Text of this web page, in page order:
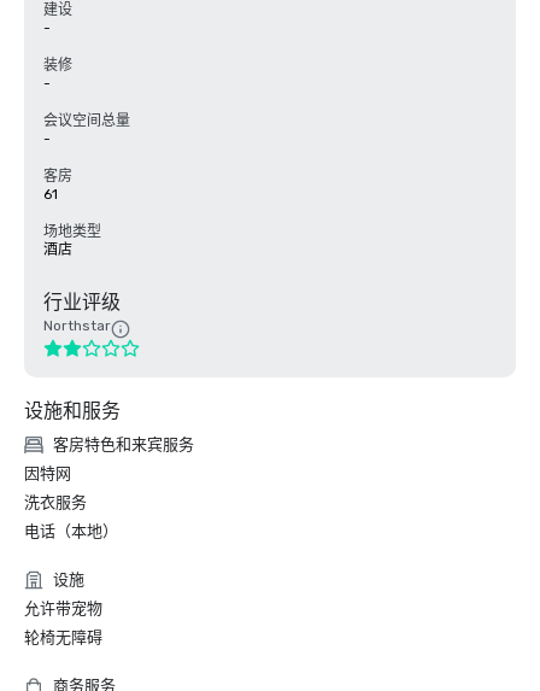
建设
-
装修
-
会议空间总量
-
客房
61
场地类型
酒店
行业评级
Northstar
设施和服务
客房特色和来宾服务
因特网
洗衣服务
电话（本地）
设施
允许带宠物
轮椅无障碍
商务服务